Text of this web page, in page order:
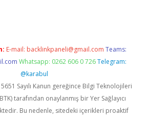
E-mail: backlinkpaneli@gmail.com Teams:
Whatsapp: 0262 606 0 726 Telegram:
@karabul
Sayılı Kanun gereğince Bilgi Teknolojileri
tarafından onaylanmış bir Yer Sağlayıcı
Bu nedenle, sitedeki içerikleri proaktif